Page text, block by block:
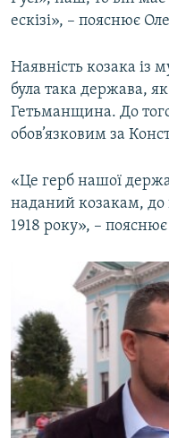
ескізі», – пояснює
Наявність козака
була така держава,
Гетьманщина. До
обов’язковим за
«Це герб нашої
наданий козакам, до
1918 року», –